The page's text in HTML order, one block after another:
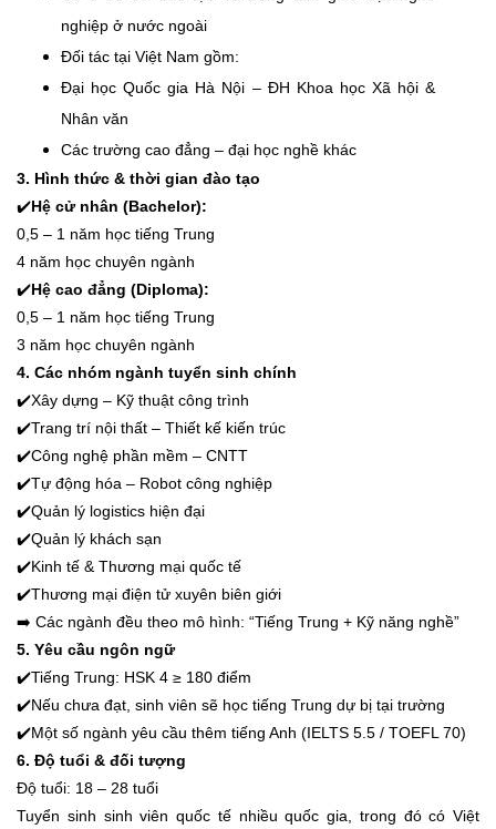
nghiệp ở nước ngoài
Đối tác tại Việt Nam gồm:
Đại học Quốc gia Hà Nội – ĐH Khoa học Xã hội &
Nhân văn
Các trường cao đẳng – đại học nghề khác
3. Hình thức & thời gian đào tạo
✔️Hệ cử nhân (Bachelor):
0,5 – 1 năm học tiếng Trung
4 năm học chuyên ngành
✔️Hệ cao đẳng (Diploma):
0,5 – 1 năm học tiếng Trung
3 năm học chuyên ngành
4. Các nhóm ngành tuyển sinh chính
✔️Xây dựng – Kỹ thuật công trình
✔️Trang trí nội thất – Thiết kế kiến trúc
✔️Công nghệ phần mềm – CNTT
✔️Tự động hóa – Robot công nghiệp
✔️Quản lý logistics hiện đại
✔️Quản lý khách sạn
✔️Kinh tế & Thương mại quốc tế
✔️Thương mại điện tử xuyên biên giới
➡️ Các ngành đều theo mô hình: “Tiếng Trung + Kỹ năng nghề”
5. Yêu cầu ngôn ngữ
✔️Tiếng Trung: HSK 4 ≥ 180 điểm
✔️Nếu chưa đạt, sinh viên sẽ học tiếng Trung dự bị tại trường
✔️Một số ngành yêu cầu thêm tiếng Anh (IELTS 5.5 / TOEFL 70)
6. Độ tuổi & đối tượng
Độ tuổi: 18 – 28 tuổi
Tuyển sinh sinh viên quốc tế nhiều quốc gia, trong đó có Việt